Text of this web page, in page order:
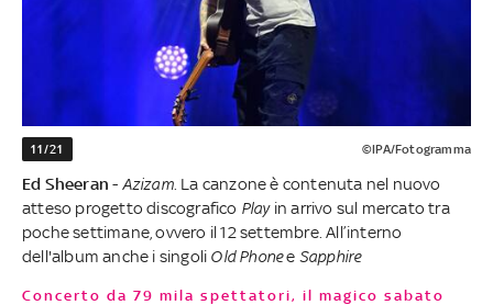
11/21 ©IPA/Fotogramma
Ed Sheeran - Azizam. La canzone è contenuta nel nuovo
atteso progetto discografico Playin arrivo sul mercato tra
poche settimane, ovvero il 12 settembre. All’interno
dell'album anche i singoli Old Phonee Sapphire
Concerto da 79 mila spettatori, il magico sabato